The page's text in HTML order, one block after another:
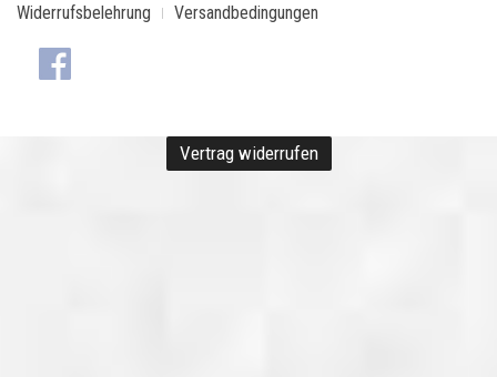
Widerrufsbelehrung
Versandbedingungen
Vertrag widerrufen